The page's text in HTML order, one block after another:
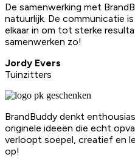
De samenwerking met
natuurlijk. De communicatie
elkaar in om tot sterke
samenwerken zo!
Jordy Evers
Tuinzitters
BrandBuddy denkt
originele ideeën die echt
verloopt soepel, creatief en
op!